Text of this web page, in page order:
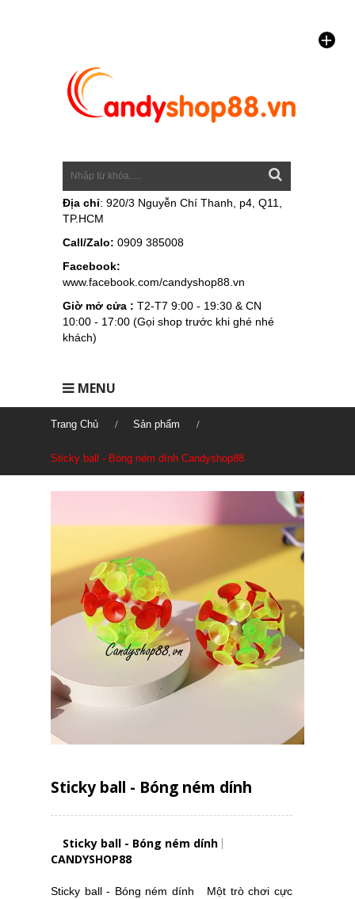
Địa chỉ: 920/3 Nguyễn Chí Thanh, p4, Q11,
TP.HCM
Call/Zalo: 0909 385008
Facebook:
www.facebook.com/candyshop88.vn
Giờ mở cửa : T2-T7 9:00 - 19:30 & CN
10:00 - 17:00 (Gọi shop trước khi ghé nhé
khách)
MENU
Trang Chủ Sản phẩm
Sticky ball - Bóng ném dính Candyshop88
Sticky ball - Bóng ném dính
Sticky ball - Bóng ném dính
CANDYSHOP88
Sticky ball - Bóng ném dính Một trò chơi cực